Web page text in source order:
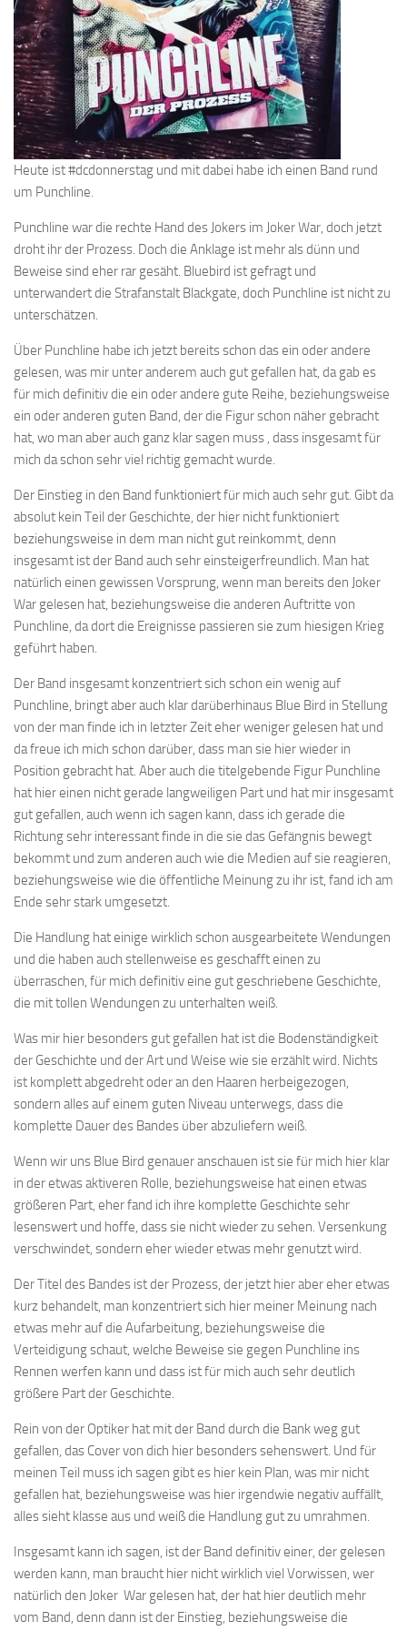
Heute ist #dcdonnerstag und mit dabei habe ich einen Band rund
um Punchline.
Punchline war die rechte Hand des Jokers im Joker War, doch jetzt
droht ihr der Prozess. Doch die Anklage ist mehr als dünn und
Beweise sind eher rar gesäht. Bluebird ist gefragt und
unterwandert die Strafanstalt Blackgate, doch Punchline ist nicht zu
unterschätzen.
Über Punchline habe ich jetzt bereits schon das ein oder andere
gelesen, was mir unter anderem auch gut gefallen hat, da gab es
für mich definitiv die ein oder andere gute Reihe, beziehungsweise
ein oder anderen guten Band, der die Figur schon näher gebracht
hat, wo man aber auch ganz klar sagen muss , dass insgesamt für
mich da schon sehr viel richtig gemacht wurde.
Der Einstieg in den Band funktioniert für mich auch sehr gut. Gibt da
absolut kein Teil der Geschichte, der hier nicht funktioniert
beziehungsweise in dem man nicht gut reinkommt, denn
insgesamt ist der Band auch sehr einsteigerfreundlich. Man hat
natürlich einen gewissen Vorsprung, wenn man bereits den Joker
War gelesen hat, beziehungsweise die anderen Auftritte von
Punchline, da dort die Ereignisse passieren sie zum hiesigen Krieg
geführt haben.
Der Band insgesamt konzentriert sich schon ein wenig auf
Punchline, bringt aber auch klar darüberhinaus Blue Bird in Stellung
von der man finde ich in letzter Zeit eher weniger gelesen hat und
da freue ich mich schon darüber, dass man sie hier wieder in
Position gebracht hat. Aber auch die titelgebende Figur Punchline
hat hier einen nicht gerade langweiligen Part und hat mir insgesamt
gut gefallen, auch wenn ich sagen kann, dass ich gerade die
Richtung sehr interessant finde in die sie das Gefängnis bewegt
bekommt und zum anderen auch wie die Medien auf sie reagieren,
beziehungsweise wie die öffentliche Meinung zu ihr ist, fand ich am
Ende sehr stark umgesetzt.
Die Handlung hat einige wirklich schon ausgearbeitete Wendungen
und die haben auch stellenweise es geschafft einen zu
überraschen, für mich definitiv eine gut geschriebene Geschichte,
die mit tollen Wendungen zu unterhalten weiß.
Was mir hier besonders gut gefallen hat ist die Bodenständigkeit
der Geschichte und der Art und Weise wie sie erzählt wird. Nichts
ist komplett abgedreht oder an den Haaren herbeigezogen,
sondern alles auf einem guten Niveau unterwegs, dass die
komplette Dauer des Bandes über abzuliefern weiß.
Wenn wir uns Blue Bird genauer anschauen ist sie für mich hier klar
in der etwas aktiveren Rolle, beziehungsweise hat einen etwas
größeren Part, eher fand ich ihre komplette Geschichte sehr
lesenswert und hoffe, dass sie nicht wieder zu sehen. Versenkung
verschwindet, sondern eher wieder etwas mehr genutzt wird.
Der Titel des Bandes ist der Prozess, der jetzt hier aber eher etwas
kurz behandelt, man konzentriert sich hier meiner Meinung nach
etwas mehr auf die Aufarbeitung, beziehungsweise die
Verteidigung schaut, welche Beweise sie gegen Punchline ins
Rennen werfen kann und dass ist für mich auch sehr deutlich
größere Part der Geschichte.
Rein von der Optiker hat mit der Band durch die Bank weg gut
gefallen, das Cover von dich hier besonders sehenswert. Und für
meinen Teil muss ich sagen gibt es hier kein Plan, was mir nicht
gefallen hat, beziehungsweise was hier irgendwie negativ auffällt,
alles sieht klasse aus und weiß die Handlung gut zu umrahmen.
Insgesamt kann ich sagen, ist der Band definitiv einer, der gelesen
werden kann, man braucht hier nicht wirklich viel Vorwissen, wer
natürlich den Joker War gelesen hat, der hat hier deutlich mehr
vom Band, denn dann ist der Einstieg, beziehungsweise die